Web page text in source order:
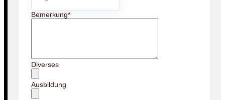
Bemerkung*
Diverses
Ausbildung